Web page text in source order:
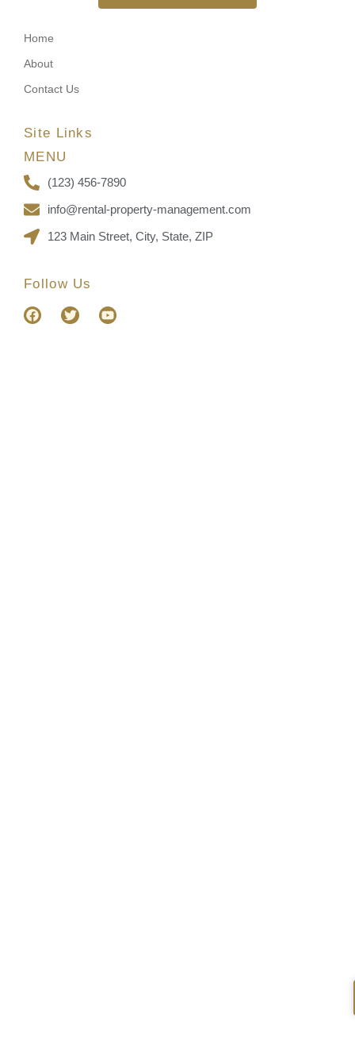
Home
About
Contact Us
Site Links
MENU
(123) 456-7890
info@rental-property-management.com
123 Main Street, City, State, ZIP
Follow Us